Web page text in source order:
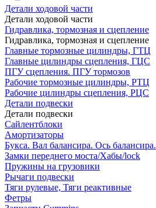
Детали ходовой части
Детали ходовой части
Гидравлика, тормозная и сцепление
Гидравлика, тормозная и сцепление
Главные тормозные цилиндры, ГТЦ
Главные цилиндры сцепления, ГЦС
ПГУ сцепления. ПГУ тормозов
Рабочие тормозные цилиндры, РТЦ
Рабочие цилиндры сцепления, РЦС
Детали подвески
Детали подвески
Cайлентблоки
Амортизаторы
Букса. Вал балансира. Ось балансира.
Замки переднего моста/Хабы/lock
Пружины на грузовики
Рычаги подвески
Тяги рулевые, Тяги реактивные
Фетры